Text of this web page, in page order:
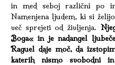
in med seboj različni po
Namenjena ljudem, ki si
več sprejeti od življenja.
Boga« in je nadangel
Raguel daje moč, da
katerih nismo svobodni